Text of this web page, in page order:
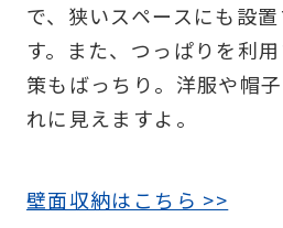
で、狭いスペースにも設
す。また、つっぱりを利
策もばっちり。洋服や帽
れに見えますよ。
壁面収納はこちら >>